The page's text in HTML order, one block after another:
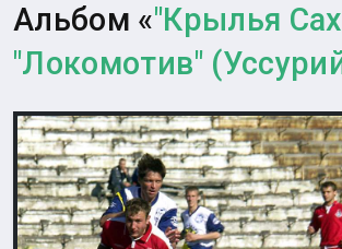
Альбом «"Крылья
"Локомотив"